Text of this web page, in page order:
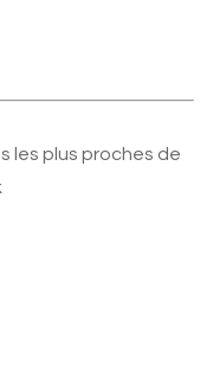
les plus proches de